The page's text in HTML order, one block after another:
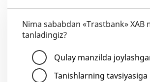
Nima sababdan «Trastbank» XAB
tanladingiz?
Qulay manzilda
Tanishlarning